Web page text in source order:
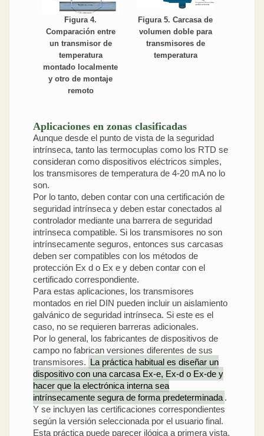
Figura 4.
Comparación entre
un transmisor de
temperatura
montado localmente
y otro de montaje
remoto
Figura 5. Carcasa de
volumen doble para
transmisores de
temperatura
Aplicaciones en zonas clasificadas
Aunque desde el punto de vista de la seguridad
intrínseca, tanto las termocuplas como los RTD se
consideran como dispositivos eléctricos simples,
los transmisores de temperatura de 4-20 mA no lo
son.
Por lo tanto, deben contar con una certificación de
seguridad intrínseca y deben estar conectados al
controlador mediante una barrera de seguridad
intrínseca compatible. Si los transmisores no son
intrínsecamente seguros, entonces sus carcasas
deben ser compatibles con los métodos de
protección Ex d o Ex e y deben contar con el
certificado correspondiente.
Para estas aplicaciones, los transmisores
montados en riel DIN pueden incluir un aislamiento
galvánico de seguridad intrínseca. Si este es el
caso, no se requieren barreras adicionales.
Por lo general, los fabricantes de dispositivos de
campo no fabrican versiones diferentes de sus
transmisores. La práctica habitual es diseñar un
dispositivo con una carcasa Ex-e, Ex-d o Ex-de y
hacer que la electrónica interna sea
intrínsecamente segura de forma predeterminada .
Y se incluyen las certificaciones correspondientes
según la versión seleccionada por el usuario final.
Esta práctica puede parecer ilógica a primera vista,